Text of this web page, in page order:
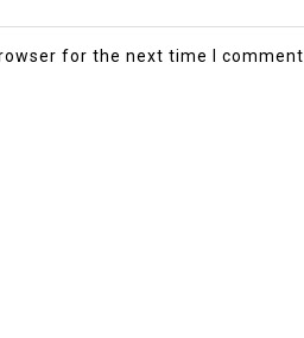
for the next time I comment.